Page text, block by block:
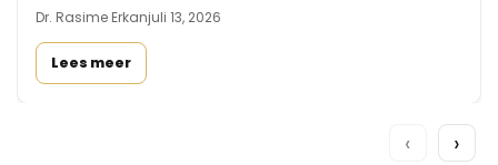
Dr. Rasime Erkanjuli 13, 2026
Lees meer
‹ ›